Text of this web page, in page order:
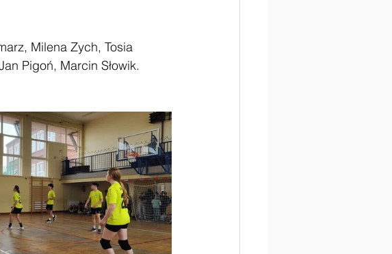
Milena Zych, Tosia
Pigoń, Marcin Słowik.